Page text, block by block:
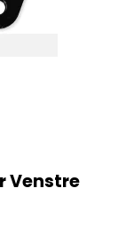
Venstre